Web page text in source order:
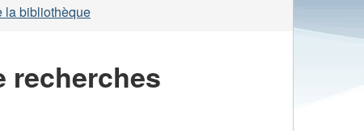
la bibliothèque
recherches